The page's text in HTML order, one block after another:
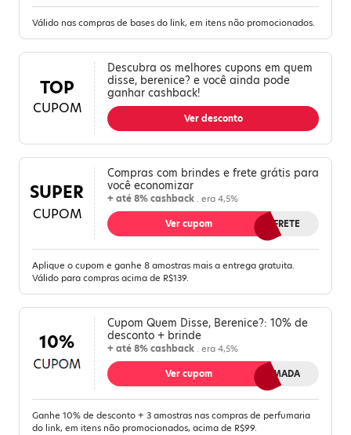
Válido nas compras de bases do link, em itens não promocionados.
TOP
CUPOM
Descubra os melhores cupons em quem
disse, berenice? e você ainda pode
ganhar cashback!
Ver desconto
SUPER
CUPOM
Compras com brindes e frete grátis para
você economizar
+ até 8% cashback . era 4,5%
8MAISFRETE
Ver cupom
Aplique o cupom e ganhe 8 amostras mais a entrega gratuita.
Válido para compras acima de R$139.
10%
Cupom Quem Disse, Berenice?: 10% de
desconto + brinde
+ até 8% cashback . era 4,5%
PERFUMADA
Ver cupom
Ganhe 10% de desconto + 3 amostras nas compras de perfumaria
do link, em itens não promocionados, acima de R$99.